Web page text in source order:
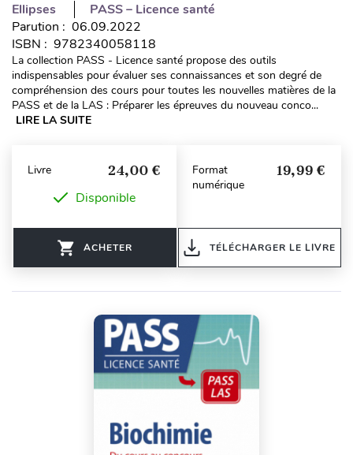
Ellipses
PASS – Licence santé
Parution : 06.09.2022
ISBN : 9782340058118
La collection PASS - Licence santé propose des outils
indispensables pour évaluer ses connaissances et son degré de
compréhension des cours pour toutes les nouvelles matières de la
PASS et de la LAS : Préparer les épreuves du nouveau conco...
LIRE LA SUITE
Livre 24,00 €
Disponible
ACHETER
Format
numérique
19,99 €
TÉLÉCHARGER LE LIVRE